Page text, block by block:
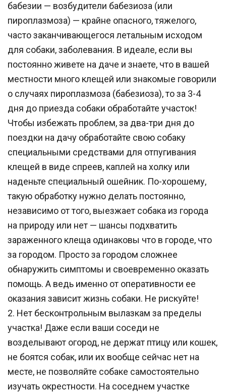
бабезии — возбудители бабезиоза (или
пироплазмоза) — крайне опасного, тяжелого,
часто заканчивающегося летальным исходом
для собаки, заболевания. В идеале, если вы
постоянно живете на даче и знаете, что в вашей
местности много клещей или знакомые говорили
о случаях пироплазмоза (бабезиоза), то за 3-4
дня до приезда собаки обработайте участок!
Чтобы избежать проблем, за два-три дня до
поездки на дачу обработайте свою собаку
специальными средствами для отпугивания
клещей в виде спреев, каплей на холку или
наденьте специальный ошейник. По-хорошему,
такую обработку нужно делать постоянно,
независимо от того, выезжает собака из города
на природу или нет — шансы подхватить
зараженного клеща одинаковы что в городе, что
за городом. Просто за городом сложнее
обнаружить симптомы и своевременно оказать
помощь. А ведь именно от оперативности ее
оказания зависит жизнь собаки. Не рискуйте!
2. Нет бесконтрольным вылазкам за пределы
участка! Даже если ваши соседи не
возделывают огород, не держат птицу или кошек,
не боятся собак, или их вообще сейчас нет на
месте, не позволяйте собаке самостоятельно
изучать окрестности. На соседнем участке